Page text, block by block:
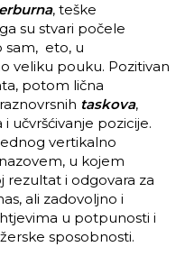
, teške
su stvari počele
sam, eto, u
veliku pouku. Pozitivan
potom lična
taskova,
učvršćivanje pozicije.
vertikalno
u kojem
rezultat i odgovara za
ali zadovoljno i
u potpunosti i
sposobnosti.